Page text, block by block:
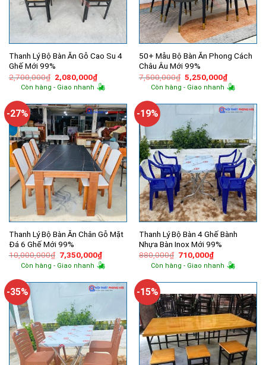
Thanh Lý Bộ Bàn Ăn Gỗ Cao Su 4
Ghế Mới 99%
2,700,000₫ Giá
gốc
là:
2,080,000₫Giá
hiện
tại
2,080,000₫.
Còn hàng - Giao nhanh
50+ Mẫu Bộ Bàn Ăn Phong Cách
Châu Âu Mới 99%
7,500,000₫ Giá
gốc
là:
5,250,000₫Giá
hiện
tại
Còn hàng - Giao nhanh
-27%
Thanh Lý Bộ Bàn Ăn Chân Gỗ Mặt
Đá 6 Ghế Mới 99%
10,000,000₫ Giá
gốc
là:
7,350,000₫Giá
hiện
tại
7,350,000₫.
Còn hàng - Giao nhanh
-19%
Thanh Lý Bộ Bàn 4 Ghế Bành
Nhựa Bàn Inox Mới 99%
880,000₫ Giá
gốc
là:
710,000₫Giá
hiện
tại
710,000₫.
Còn hàng - Giao nhanh
-35% -15%